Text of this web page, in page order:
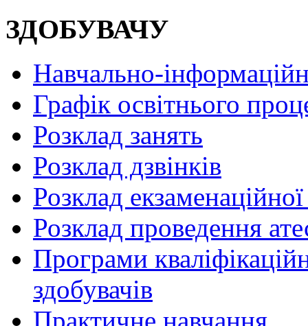
ЗДОБУВАЧУ
Навчально-
Графік освітнього
Розклад занять
Розклад дзвінків
Розклад екзаменаційної
Розклад проведення
Програми
здобувачів